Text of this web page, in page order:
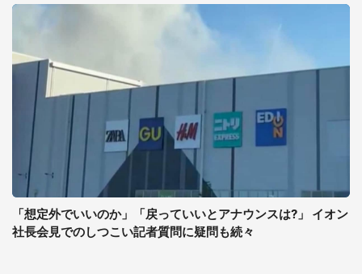
「想定外でいいのか」「戻っていいとアナウンスは?」 イオン
社長会見でのしつこい記者質問に疑問も続々